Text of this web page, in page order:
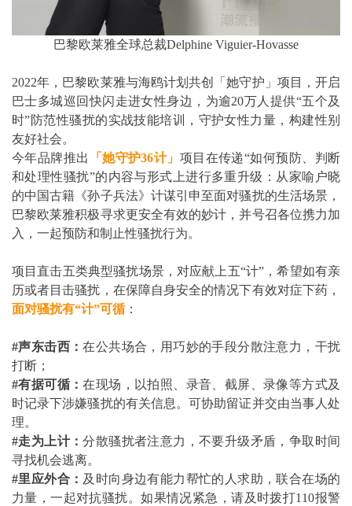
巴黎欧莱雅全球总裁Delphine Viguier-Hovasse
2022年，巴黎欧莱雅与海鸥计划共创「她守护」项目，开启
巴士多城巡回快闪走进女性身边，为逾20万人提供“五个及
时”防范性骚扰的实战技能培训，守护女性力量，构建性别
友好社会。
今年品牌推出
「她守护36计」 项目在传递“如何预防、判断
和处理性骚扰”的内容与形式上进行多重升级：从家喻户晓
的中国古籍《孙子兵法》计谋引申至面对骚扰的生活场景，
巴黎欧莱雅积极寻求更安全有效的妙计，并号召各位携力加
入，一起预防和制止性骚扰行为。
项目直击五类典型骚扰场景，对应献上五“计”，希望如有亲
历或者目击骚扰，在保障自身安全的情况下有效对症下药，
面对骚扰有“计”可循：
#声东击西：在公共场合，用巧妙的手段分散注意力，干扰
打断；
#有据可循：在现场，以拍照、录音、截屏、录像等方式及
时记录下涉嫌骚扰的有关信息。可协助留证并交由当事人处
理。
#走为上计：分散骚扰者注意力，不要升级矛盾，争取时间
寻找机会逃离。
#里应外合： 及时向身边有能力帮忙的人求助，联合在场的
力量，一起对抗骚扰。如果情况紧急，请及时拨打110报警